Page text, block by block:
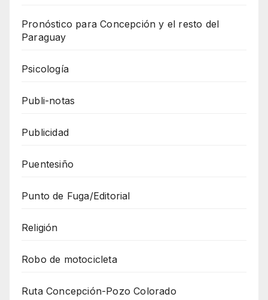
Pronóstico para Concepción y el resto del
Paraguay
Psicología
Publi-notas
Publicidad
Puentesiño
Punto de Fuga/Editorial
Religión
Robo de motocicleta
Ruta Concepción-Pozo Colorado